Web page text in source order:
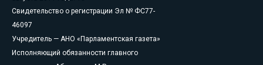
Свидетельство о регистрации Эл № ФС77-
46097
Учредитель — АНО «Парламентская газета»
Исполняющий обязанности главного